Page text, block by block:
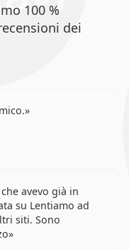
100 %
dei
avevo già in
su Lentiamo ad
siti. Sono